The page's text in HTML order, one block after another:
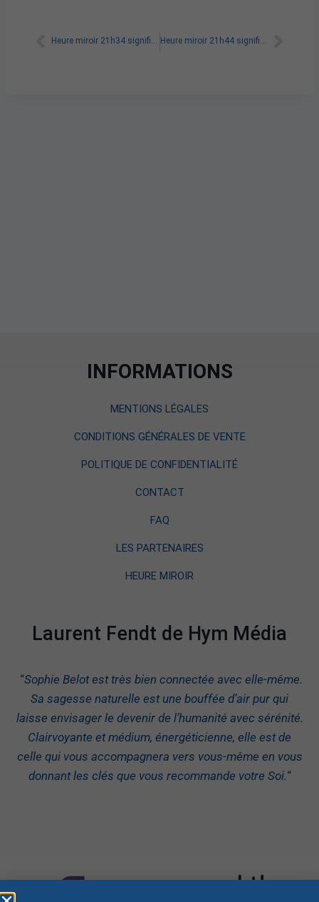
Heure miroir 21h34 signification Heure miroir 21h44 signification
INFORMATIONS
MENTIONS LÉGALES
CONDITIONS GÉNÉRALES DE VENTE
POLITIQUE DE CONFIDENTIALITÉ
CONTACT
FAQ
LES PARTENAIRES
HEURE MIROIR
Laurent Fendt de Hym Média
“Sophie Belot est très bien connectée avec elle-même.
Sa sagesse naturelle est une bouffée d’air pur qui
laisse envisager le devenir de l’humanité avec sérénité.
Clairvoyante et médium, énergéticienne, elle est de
celle qui vous accompagnera vers vous-même en vous
donnant les clés que vous recommande votre Soi.“